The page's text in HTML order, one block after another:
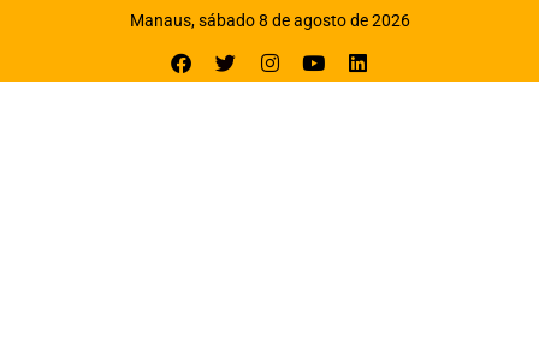
Manaus, sábado 8 de agosto de 2026